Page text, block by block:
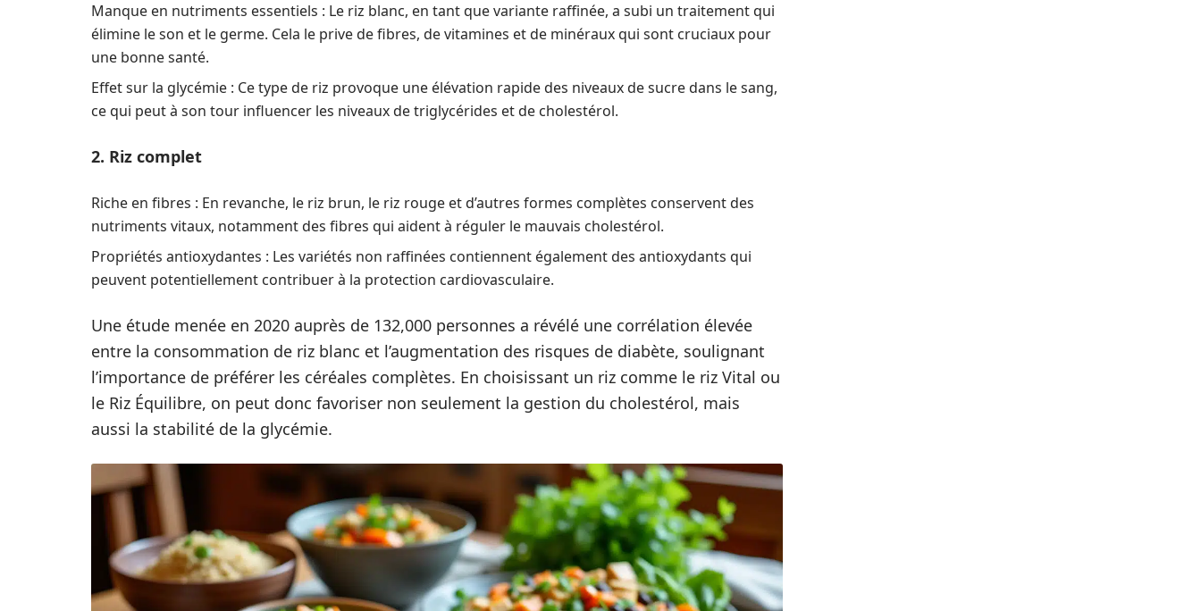
Manque en nutriments essentiels : Le riz blanc, en tant que variante raffinée, a subi un traitement qui
élimine le son et le germe. Cela le prive de fibres, de vitamines et de minéraux qui sont cruciaux pour
une bonne santé.
Effet sur la glycémie : Ce type de riz provoque une élévation rapide des niveaux de sucre dans le sang,
ce qui peut à son tour influencer les niveaux de triglycérides et de cholestérol.
2. Riz complet
Riche en fibres : En revanche, le riz brun, le riz rouge et d’autres formes complètes conservent des
nutriments vitaux, notamment des fibres qui aident à réguler le mauvais cholestérol.
Propriétés antioxydantes : Les variétés non raffinées contiennent également des antioxydants qui
peuvent potentiellement contribuer à la protection cardiovasculaire.
Une étude menée en 2020 auprès de 132,000 personnes a révélé une corrélation élevée
entre la consommation de riz blanc et l’augmentation des risques de diabète, soulignant
l’importance de préférer les céréales complètes. En choisissant un riz comme le riz Vital ou
le Riz Équilibre, on peut donc favoriser non seulement la gestion du cholestérol, mais
aussi la stabilité de la glycémie.